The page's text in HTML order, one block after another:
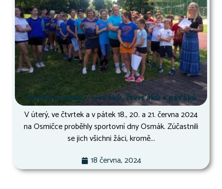
Osmák druháků, třeťáků, čtvrťáků a páťáků
V úterý, ve čtvrtek a v pátek 18., 20. a 21. června 2024
na Osmičce proběhly sportovní dny Osmák. Zúčastnili
se jich všichni žáci, kromě...
18 června, 2024